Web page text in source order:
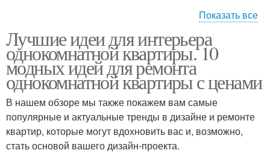
Идеи для декора Простые идеи
Интересные идеи
Идеи для
декоративного скотча
Показать все
Лучшие идеи для интерьера
однокомнатной квартиры. 10
модных идей для ремонта
однокомнатной квартиры с ценами
В нашем обзоре мы также покажем вам самые
популярные и актуальные тренды в дизайне и ремонте
квартир, которые могут вдохновить вас и, возможно,
стать основой вашего дизайн-проекта.